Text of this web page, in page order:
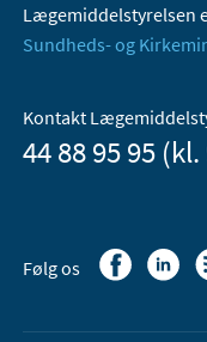
Lægemiddelstyrelsen
Sundheds- og
Kontakt
44 88 95 95 (kl.
Følg os